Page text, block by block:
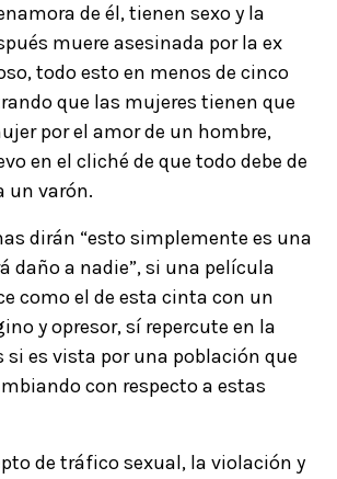
de él, tienen sexo y la
muere asesinada por la ex
todo esto en menos de cinco
que las mujeres tienen que
por el amor de un hombre,
en el cliché de que todo debe de
un varón.
dirán “esto simplemente es una
daño a nadie”, si una película
como el de esta cinta con un
y opresor, sí repercute en la
si es vista por una población que
con respecto a estas
de tráfico sexual, la violación y